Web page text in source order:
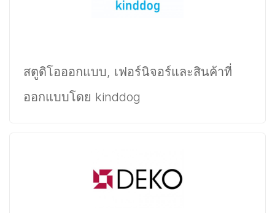
สตูดิโอออกแบบ, เฟอร์นิจอร์และสินค้าที่
ออกแบบโดย kinddog